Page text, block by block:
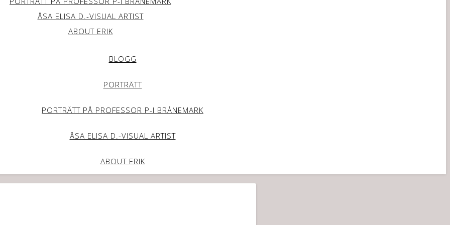
ÅSA ELISA D.-VISUAL ARTIST
ABOUT ERIK
BLOGG
PORTRÄTT
PORTRÄTT PÅ PROFESSOR P-I BRÅNEMARK
ÅSA ELISA D.-VISUAL ARTIST
ABOUT ERIK